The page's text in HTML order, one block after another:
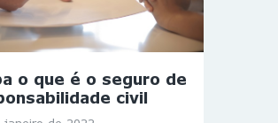
SUMMIT
o que é o seguro de
civil